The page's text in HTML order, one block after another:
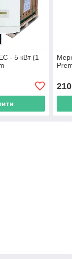
- 5 кВт (1